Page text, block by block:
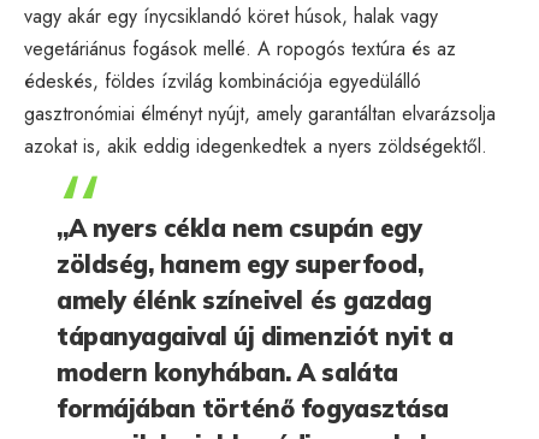
vagy akár egy ínycsiklandó köret húsok, halak vagy
vegetáriánus fogások mellé. A ropogós textúra és az
édeskés, földes ízvilág kombinációja egyedülálló
gasztronómiai élményt nyújt, amely garantáltan elvarázsolja
azokat is, akik eddig idegenkedtek a nyers zöldségektől.
„A nyers cékla nem csupán egy
zöldség, hanem egy superfood,
amely élénk színeivel és gazdag
tápanyagaival új dimenziót nyit a
modern konyhában. A saláta
formájában történő fogyasztása